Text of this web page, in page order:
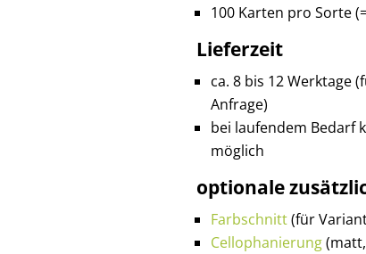
100 Karten pro Sorte
Lieferzeit
ca. 8 bis 12 Werktage
Anfrage)
bei laufendem Bedarf
möglich
optionale
Farbschnitt(für
Cellophanierung